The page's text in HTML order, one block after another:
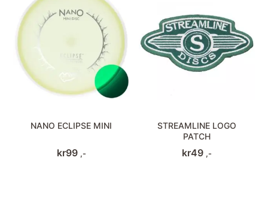
NANO ECLIPSE MINI
kr99 ,-
STREAMLINE LOGO
PATCH
kr49 ,-